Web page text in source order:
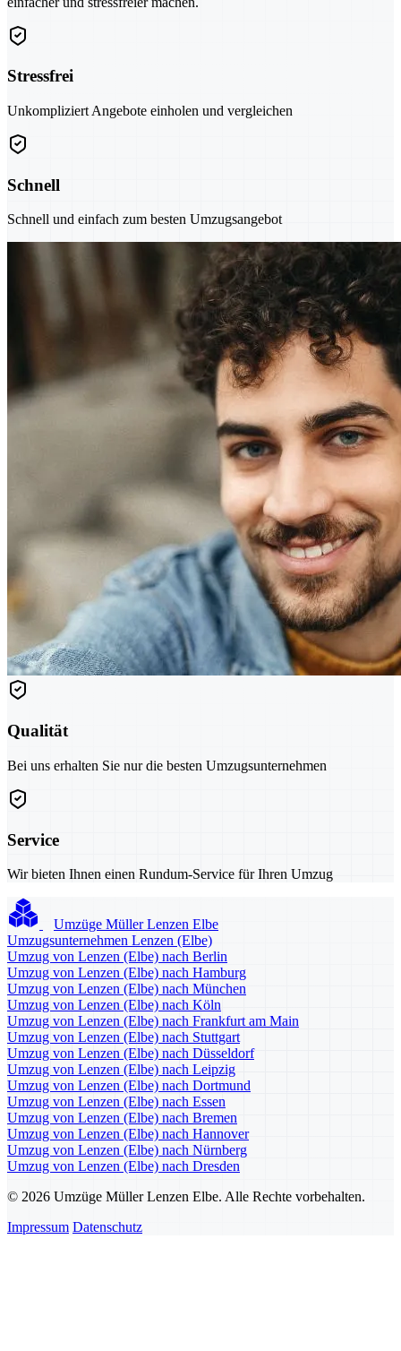
Stressfrei
Unkompliziert Angebote einholen und vergleichen
Schnell
Schnell und einfach zum besten Umzugsangebot
Qualität
Bei uns erhalten Sie nur die besten Umzugsunternehmen
Service
Wir bieten Ihnen einen Rundum-Service für Ihren Umzug
Umzüge Müller Lenzen Elbe
Umzugsunternehmen Lenzen (Elbe)
Umzug von Lenzen (Elbe) nach Berlin
Umzug von Lenzen (Elbe) nach Hamburg
Umzug von Lenzen (Elbe) nach München
Umzug von Lenzen (Elbe) nach Köln
Umzug von Lenzen (Elbe) nach Frankfurt am Main
Umzug von Lenzen (Elbe) nach Stuttgart
Umzug von Lenzen (Elbe) nach Düsseldorf
Umzug von Lenzen (Elbe) nach Leipzig
Umzug von Lenzen (Elbe) nach Dortmund
Umzug von Lenzen (Elbe) nach Essen
Umzug von Lenzen (Elbe) nach Bremen
Umzug von Lenzen (Elbe) nach Hannover
Umzug von Lenzen (Elbe) nach Nürnberg
Umzug von Lenzen (Elbe) nach Dresden
© 2026 Umzüge Müller Lenzen Elbe. Alle Rechte vorbehalten.
Impressum Datenschutz